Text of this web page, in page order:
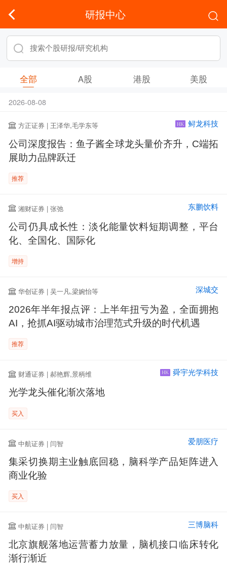
研报中心
全部 A股 港股 美股
2026-08-08
方正证券 | 王泽华,毛学东等 HK 鲟龙科技
公司深度报告：鱼子酱全球龙头量价齐升，C端拓
展助力品牌跃迁
推荐
湘财证券 | 张弛 东鹏饮料
公司仍具成长性：淡化能量饮料短期调整，平台
化、全国化、国际化
增持
华创证券 | 吴一凡,梁婉怡等 深城交
2026年半年报点评：上半年扭亏为盈，全面拥抱
AI，抢抓AI驱动城市治理范式升级的时代机遇
推荐
财通证券 | 郝艳辉,景柄维 HK 舜宇光学科技
光学龙头催化渐次落地
买入
中航证券 | 闫智 爱朋医疗
集采切换期主业触底回稳，脑科学产品矩阵进入
商业化验
买入
中航证券 | 闫智 三博脑科
北京旗舰落地运营蓄力放量，脑机接口临床转化
渐行渐近